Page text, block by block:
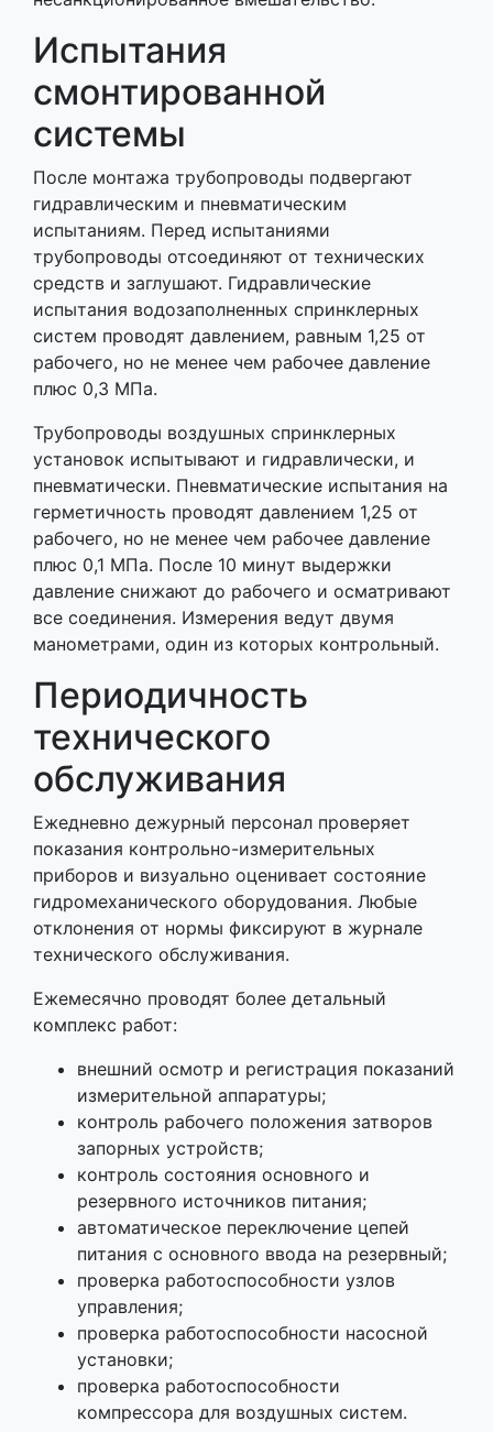
Испытания
смонтированной
системы
После монтажа трубопроводы подвергают
гидравлическим и пневматическим
испытаниям. Перед испытаниями
трубопроводы отсоединяют от технических
средств и заглушают. Гидравлические
испытания водозаполненных спринклерных
систем проводят давлением, равным 1,25 от
рабочего, но не менее чем рабочее давление
плюс 0,3 МПа.
Трубопроводы воздушных спринклерных
установок испытывают и гидравлически, и
пневматически. Пневматические испытания на
герметичность проводят давлением 1,25 от
рабочего, но не менее чем рабочее давление
плюс 0,1 МПа. После 10 минут выдержки
давление снижают до рабочего и осматривают
все соединения. Измерения ведут двумя
манометрами, один из которых контрольный.
Периодичность
технического
обслуживания
Ежедневно дежурный персонал проверяет
показания контрольно-измерительных
приборов и визуально оценивает состояние
гидромеханического оборудования. Любые
отклонения от нормы фиксируют в журнале
технического обслуживания.
Ежемесячно проводят более детальный
комплекс работ:
внешний осмотр и регистрация показаний
измерительной аппаратуры;
контроль рабочего положения затворов
запорных устройств;
контроль состояния основного и
резервного источников питания;
автоматическое переключение цепей
питания с основного ввода на резервный;
проверка работоспособности узлов
управления;
проверка работоспособности насосной
установки;
проверка работоспособности
компрессора для воздушных систем.